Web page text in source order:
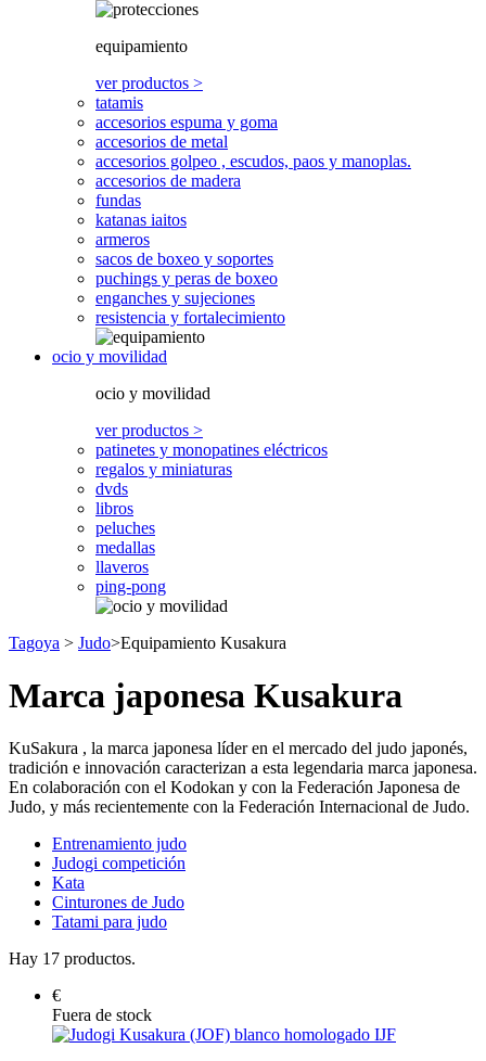
equipamiento
ver productos >
tatamis
accesorios espuma y goma
accesorios de metal
accesorios golpeo , escudos, paos y manoplas.
accesorios de madera
fundas
katanas iaitos
armeros
sacos de boxeo y soportes
puchings y peras de boxeo
enganches y sujeciones
resistencia y fortalecimiento
ocio y movilidad
ocio y movilidad
ver productos >
patinetes y monopatines eléctricos
regalos y miniaturas
dvds
libros
peluches
medallas
llaveros
ping-pong
Tagoya > Judo>Equipamiento Kusakura
Marca japonesa Kusakura
KuSakura , la marca japonesa líder en el mercado del judo japonés,
tradición e innovación caracterizan a esta legendaria marca japonesa.
En colaboración con el Kodokan y con la Federación Japonesa de
Judo, y más recientemente con la Federación Internacional de Judo.
Entrenamiento judo
Judogi competición
Kata
Cinturones de Judo
Tatami para judo
Hay 17 productos.
€
Fuera de stock